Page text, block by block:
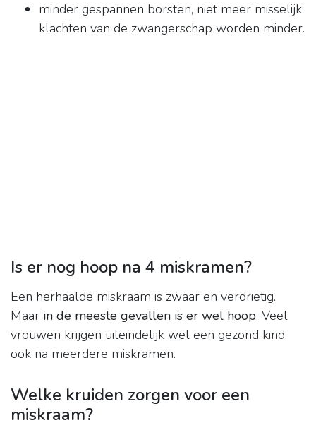
minder gespannen borsten, niet meer misselijk:
klachten van de zwangerschap worden minder.
Is er nog hoop na 4 miskramen?
Een herhaalde miskraam is zwaar en verdrietig.
Maar in de meeste gevallen is er wel hoop. Veel
vrouwen krijgen uiteindelijk wel een gezond kind,
ook na meerdere miskramen.
Welke kruiden zorgen voor een
miskraam?